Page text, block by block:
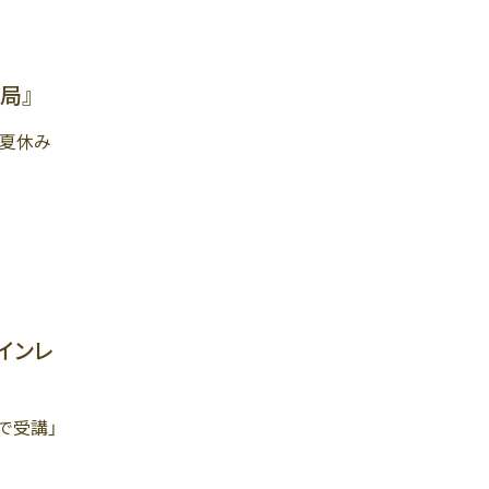
』
休み
ンレ
受講」